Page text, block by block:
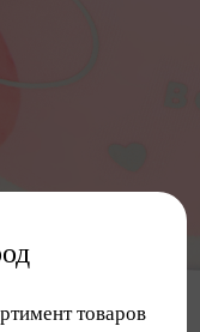
товаров